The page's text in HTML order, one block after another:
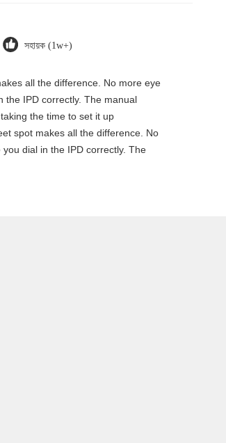
সহায়ক (1w+)
all the difference. No more eye
the IPD correctly. The manual
the time to set it up
spot makes all the difference. No
dial in the IPD correctly. The